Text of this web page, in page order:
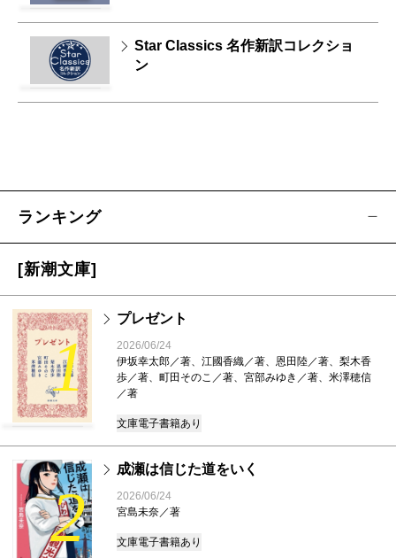
Star Classics 名作新訳コレクショ
ン
ランキング
[新潮文庫]
1
プレゼント
2026/06/24
伊坂幸太郎／著、江國香織／著、恩田陸／著、梨木香
歩／著、町田そのこ／著、宮部みゆき／著、米澤穂信
／著
文庫電子書籍あり
2
成瀬は信じた道をいく
2026/06/24
宮島未奈／著
文庫電子書籍あり